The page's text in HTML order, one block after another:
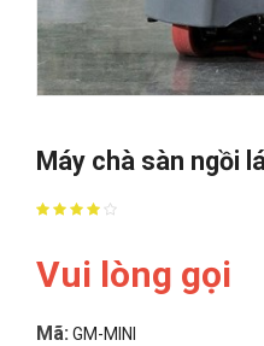
Máy chà sàn ngồi
Vui lòng gọi
Mã: GM-MINI